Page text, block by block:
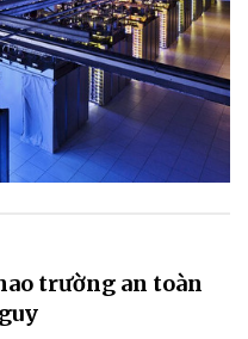
trường an toàn